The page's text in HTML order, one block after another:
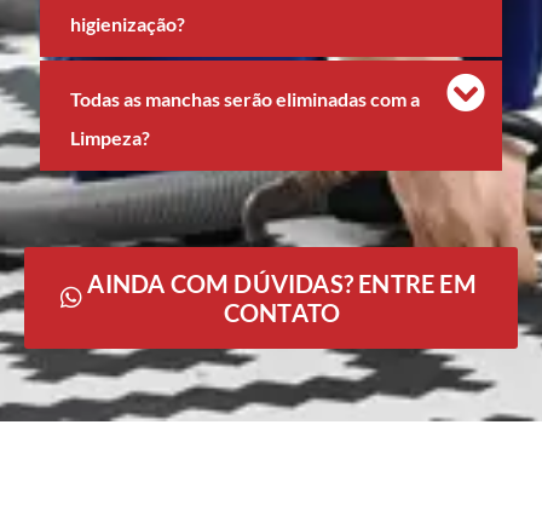
higienização?
Todas as manchas serão eliminadas com a
Limpeza?
AINDA COM DÚVIDAS? ENTRE EM
CONTATO